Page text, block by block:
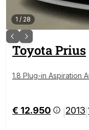
1 / 28
ToyotaPrius
1.8 Plug-in Aspiration
€ 12.950 2013